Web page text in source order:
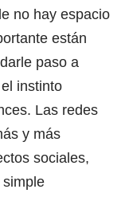
no hay espacio
están
paso a
instinto
Las redes
y más
sociales,